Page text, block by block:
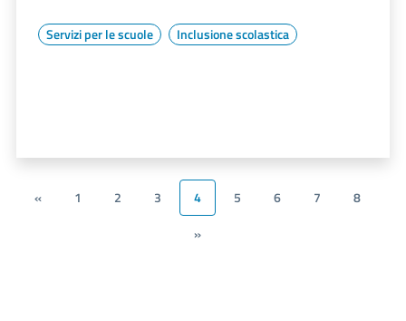
Servizi per le scuole Inclusione scolastica
« 1 2 3 4 5 6 7
8
»